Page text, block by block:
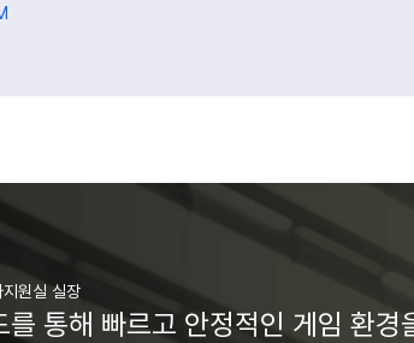
원실 실장
를 통해 빠르고 안정적인 게임 환경